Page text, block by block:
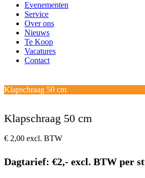
Evenementen
Service
Over ons
Nieuws
Te Koop
Vacatures
Contact
mobile
menu
mobile
menu
Winkelwagen
Klapschraag 50 cm
Klapschraag 50 cm
€ 2,00 excl. BTW
Dagtarief: €2,- excl. BTW per